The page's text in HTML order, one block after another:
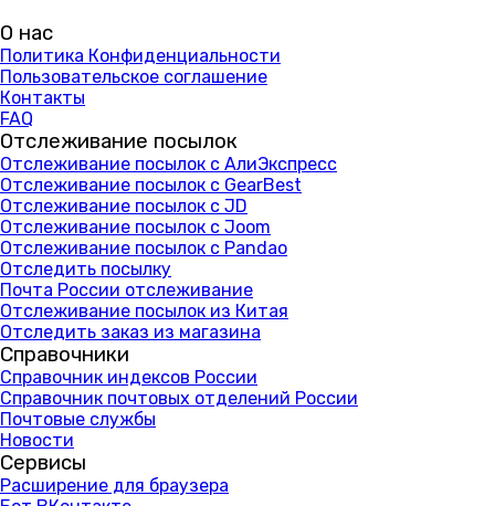
О нас
Политика Конфиденциальности
Пользовательское соглашение
Контакты
FAQ
Отслеживание посылок
Отслеживание посылок с АлиЭкспресс
Отслеживание посылок с GearBest
Отслеживание посылок с JD
Отслеживание посылок с Joom
Отслеживание посылок с Pandao
Отследить посылку
Почта России отслеживание
Отслеживание посылок из Китая
Отследить заказ из магазина
Справочники
Справочник индексов России
Справочник почтовых отделений России
Почтовые службы
Новости
Сервисы
Расширение для браузера